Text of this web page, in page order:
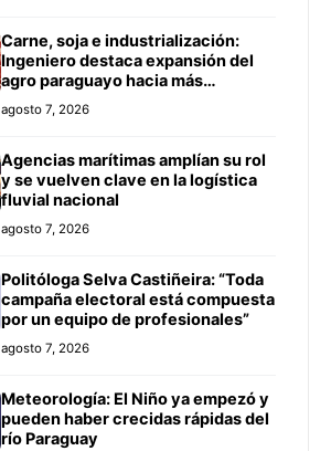
Carne, soja e industrialización:
Ingeniero destaca expansión del
agro paraguayo hacia más
mercados
agosto 7, 2026
Agencias marítimas amplían su rol
y se vuelven clave en la logística
fluvial nacional
agosto 7, 2026
Politóloga Selva Castiñeira: “Toda
campaña electoral está compuesta
por un equipo de profesionales”
agosto 7, 2026
Meteorología: El Niño ya empezó y
pueden haber crecidas rápidas del
río Paraguay